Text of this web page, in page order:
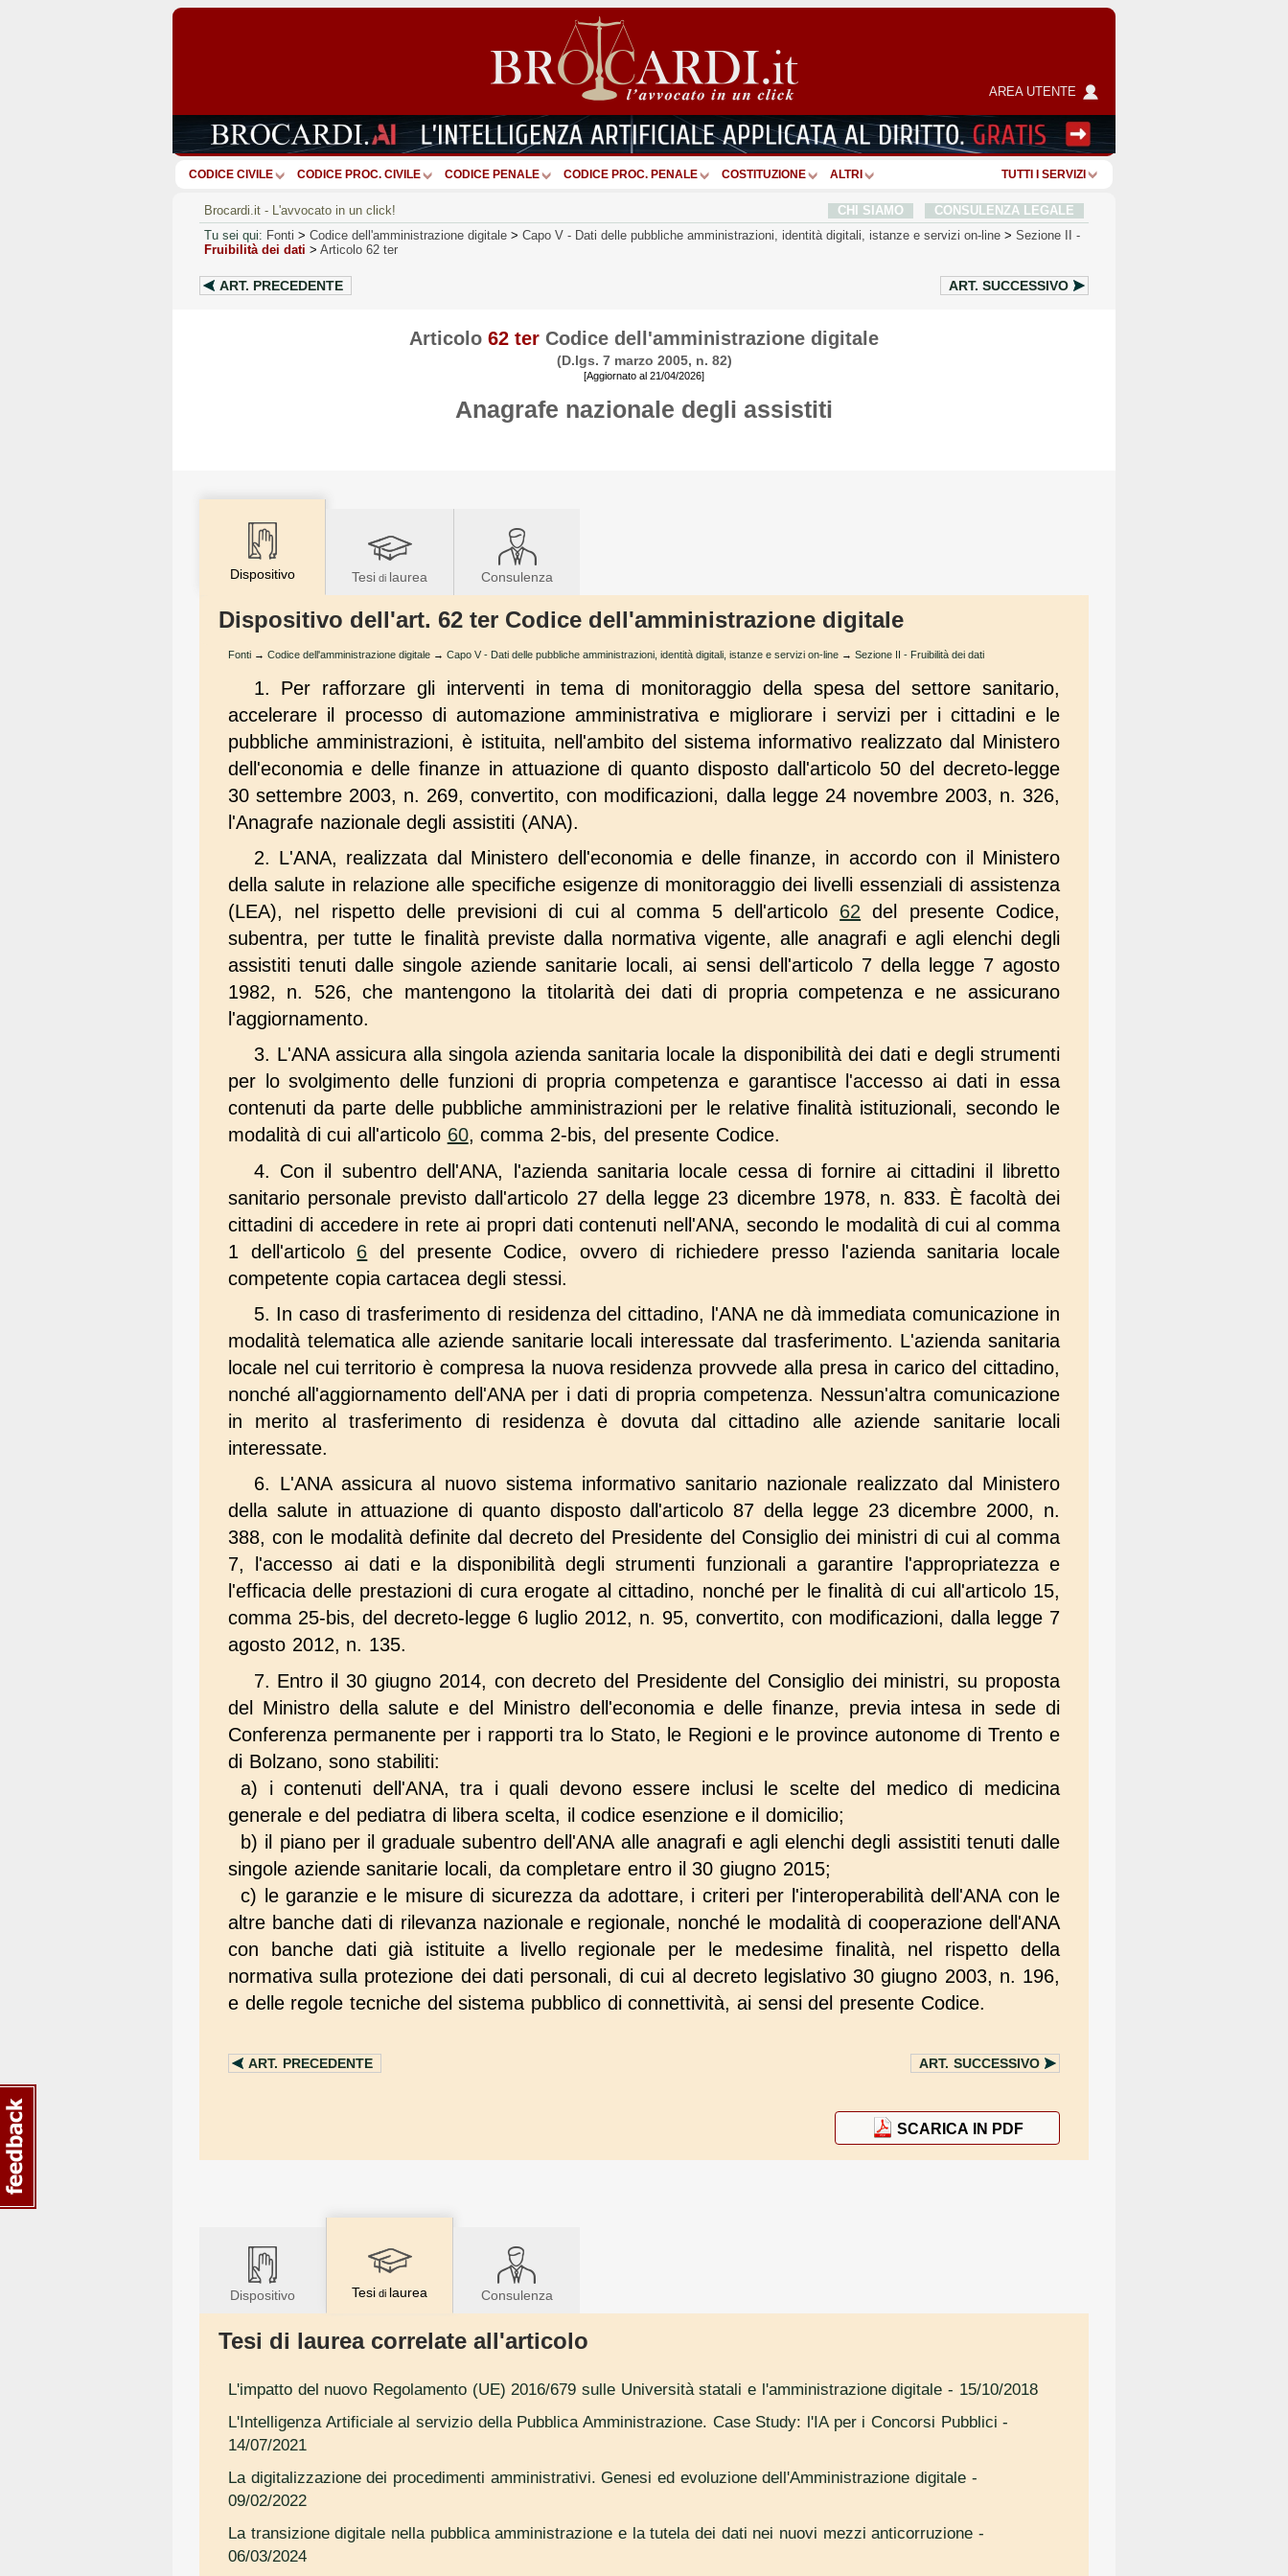
AREA UTENTE
CODICE CIVILE CODICE PROC. CIVILE CODICE PENALE CODICE PROC. PENALE COSTITUZIONE ALTRI TUTTI I SERVIZI
Brocardi.it - L'avvocato in un click! CHI SIAMO
CONSULENZA LEGALE
Tu sei qui: Fonti > Codice dell'amministrazione digitale > Capo V - Dati delle pubbliche amministrazioni, identità digitali, istanze e servizi on-line > Sezione II -
Fruibilità dei dati > Articolo 62 ter
ART. PRECEDENTE ART. SUCCESSIVO
Articolo 62 ter Codice dell'amministrazione digitale
(D.lgs. 7 marzo 2005, n. 82)
[Aggiornato al 21/04/2026]
Anagrafe nazionale degli assistiti
Dispositivo Tesi di laurea Consulenza
Dispositivo dell'art. 62 ter Codice dell'amministrazione digitale
Fonti → Codice dell'amministrazione digitale → Capo V - Dati delle pubbliche amministrazioni, identità digitali, istanze e servizi on-line → Sezione II - Fruibilità dei dati
1. Per rafforzare gli interventi in tema di monitoraggio della spesa del settore sanitario,
accelerare il processo di automazione amministrativa e migliorare i servizi per i cittadini e le
pubbliche amministrazioni, è istituita, nell'ambito del sistema informativo realizzato dal Ministero
dell'economia e delle finanze in attuazione di quanto disposto dall'articolo 50 del decreto-legge
30 settembre 2003, n. 269, convertito, con modificazioni, dalla legge 24 novembre 2003, n. 326,
l'Anagrafe nazionale degli assistiti (ANA).
2. L'ANA, realizzata dal Ministero dell'economia e delle finanze, in accordo con il Ministero
della salute in relazione alle specifiche esigenze di monitoraggio dei livelli essenziali di assistenza
(LEA), nel rispetto delle previsioni di cui al comma 5 dell'articolo 62 del presente Codice,
subentra, per tutte le finalità previste dalla normativa vigente, alle anagrafi e agli elenchi degli
assistiti tenuti dalle singole aziende sanitarie locali, ai sensi dell'articolo 7 della legge 7 agosto
1982, n. 526, che mantengono la titolarità dei dati di propria competenza e ne assicurano
l'aggiornamento.
3. L'ANA assicura alla singola azienda sanitaria locale la disponibilità dei dati e degli strumenti
per lo svolgimento delle funzioni di propria competenza e garantisce l'accesso ai dati in essa
contenuti da parte delle pubbliche amministrazioni per le relative finalità istituzionali, secondo le
modalità di cui all'articolo 60, comma 2-bis, del presente Codice.
4. Con il subentro dell'ANA, l'azienda sanitaria locale cessa di fornire ai cittadini il libretto
sanitario personale previsto dall'articolo 27 della legge 23 dicembre 1978, n. 833. È facoltà dei
cittadini di accedere in rete ai propri dati contenuti nell'ANA, secondo le modalità di cui al comma
1 dell'articolo 6 del presente Codice, ovvero di richiedere presso l'azienda sanitaria locale
competente copia cartacea degli stessi.
5. In caso di trasferimento di residenza del cittadino, l'ANA ne dà immediata comunicazione in
modalità telematica alle aziende sanitarie locali interessate dal trasferimento. L'azienda sanitaria
locale nel cui territorio è compresa la nuova residenza provvede alla presa in carico del cittadino,
nonché all'aggiornamento dell'ANA per i dati di propria competenza. Nessun'altra comunicazione
in merito al trasferimento di residenza è dovuta dal cittadino alle aziende sanitarie locali
interessate.
6. L'ANA assicura al nuovo sistema informativo sanitario nazionale realizzato dal Ministero
della salute in attuazione di quanto disposto dall'articolo 87 della legge 23 dicembre 2000, n.
388, con le modalità definite dal decreto del Presidente del Consiglio dei ministri di cui al comma
7, l'accesso ai dati e la disponibilità degli strumenti funzionali a garantire l'appropriatezza e
l'efficacia delle prestazioni di cura erogate al cittadino, nonché per le finalità di cui all'articolo 15,
comma 25-bis, del decreto-legge 6 luglio 2012, n. 95, convertito, con modificazioni, dalla legge 7
agosto 2012, n. 135.
7. Entro il 30 giugno 2014, con decreto del Presidente del Consiglio dei ministri, su proposta
del Ministro della salute e del Ministro dell'economia e delle finanze, previa intesa in sede di
Conferenza permanente per i rapporti tra lo Stato, le Regioni e le province autonome di Trento e
di Bolzano, sono stabiliti:
a) i contenuti dell'ANA, tra i quali devono essere inclusi le scelte del medico di medicina
generale e del pediatra di libera scelta, il codice esenzione e il domicilio;
b) il piano per il graduale subentro dell'ANA alle anagrafi e agli elenchi degli assistiti tenuti dalle
singole aziende sanitarie locali, da completare entro il 30 giugno 2015;
c) le garanzie e le misure di sicurezza da adottare, i criteri per l'interoperabilità dell'ANA con le
altre banche dati di rilevanza nazionale e regionale, nonché le modalità di cooperazione dell'ANA
con banche dati già istituite a livello regionale per le medesime finalità, nel rispetto della
normativa sulla protezione dei dati personali, di cui al decreto legislativo 30 giugno 2003, n. 196,
e delle regole tecniche del sistema pubblico di connettività, ai sensi del presente Codice.
ART. PRECEDENTE ART. SUCCESSIVO
SCARICA IN PDF
Dispositivo Tesi di laurea Consulenza
Tesi di laurea correlate all'articolo
L'impatto del nuovo Regolamento (UE) 2016/679 sulle Università statali e l'amministrazione digitale - 15/10/2018
L'Intelligenza Artificiale al servizio della Pubblica Amministrazione. Case Study: l'IA per i Concorsi Pubblici -
14/07/2021
La digitalizzazione dei procedimenti amministrativi. Genesi ed evoluzione dell'Amministrazione digitale -
09/02/2022
La transizione digitale nella pubblica amministrazione e la tutela dei dati nei nuovi mezzi anticorruzione -
06/03/2024